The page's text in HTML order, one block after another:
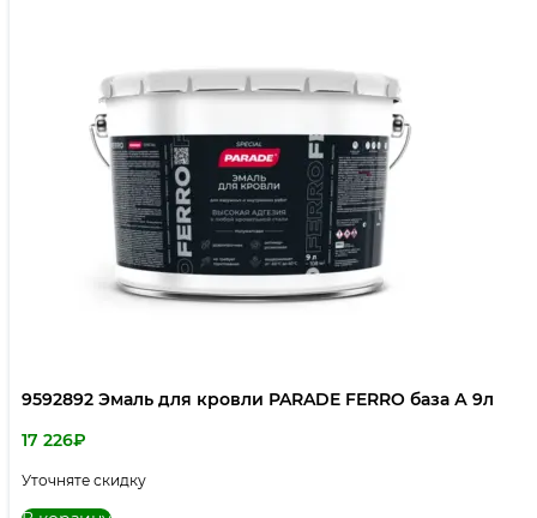
9592892 Эмаль для кровли PARADE FERRO база А 9л
17 226₽
Уточняте скидку